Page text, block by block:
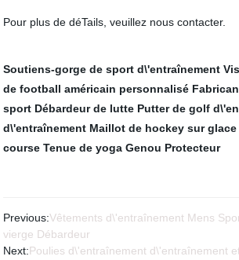
Pour plus de déTails, veuillez nous contacter.
Soutiens-gorge de sport d\'entraînement
de football américain personnalisé
sport Débardeur de lutte Putter de golf
d\'entraînement Maillot de hockey sur glace
course Tenue de yoga Genou Protecteur
Previous:Vêtements d\'entraînement Mens
vierge Débardeur
Next:Poulies d\'entraînement d\'entraînement